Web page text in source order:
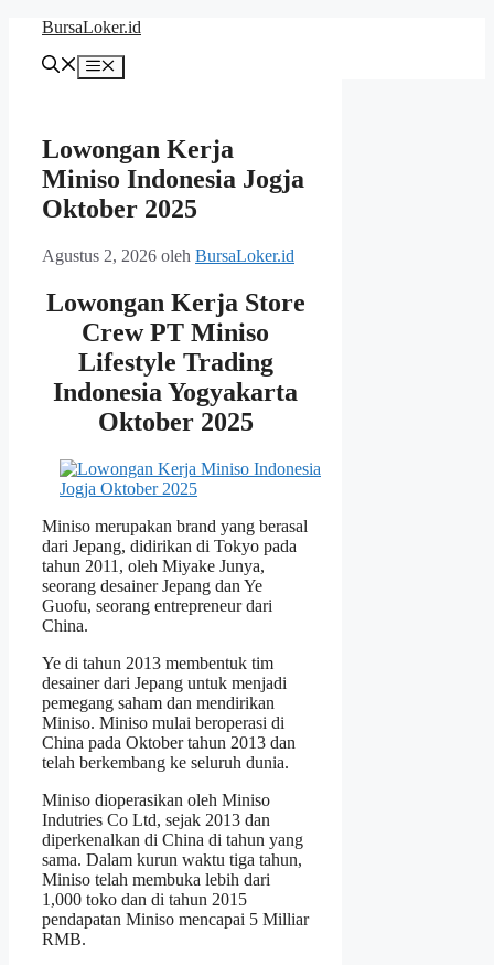
Langsung
BursaLoker.id
Menu
Lowongan Kerja
Miniso Indonesia Jogja
Oktober 2025
Agustus 2, 2026 oleh BursaLoker.id
Lowongan Kerja Store
Crew PT Miniso
Lifestyle Trading
Indonesia Yogyakarta
Oktober 2025
Miniso merupakan brand yang berasal
dari Jepang, didirikan di Tokyo pada
tahun 2011, oleh Miyake Junya,
seorang desainer Jepang dan Ye
Guofu, seorang entrepreneur dari
China.
Ye di tahun 2013 membentuk tim
desainer dari Jepang untuk menjadi
pemegang saham dan mendirikan
Miniso. Miniso mulai beroperasi di
China pada Oktober tahun 2013 dan
telah berkembang ke seluruh dunia.
Miniso dioperasikan oleh Miniso
Indutries Co Ltd, sejak 2013 dan
diperkenalkan di China di tahun yang
sama. Dalam kurun waktu tiga tahun,
Miniso telah membuka lebih dari
1,000 toko dan di tahun 2015
pendapatan Miniso mencapai 5 Milliar
RMB.